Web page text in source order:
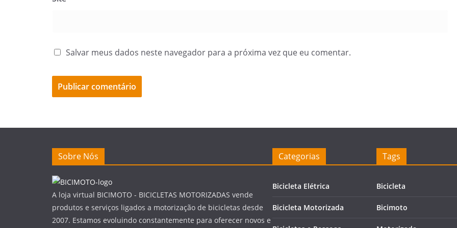
Salvar meus dados neste navegador para a próxima vez que eu comentar.
Sobre Nós
A loja virtual BICIMOTO - BICICLETAS MOTORIZADAS vende
produtos e serviços ligados a motorização de bicicletas desde
2007. Estamos evoluindo constantemente para oferecer novos e
Categorias
Bicicleta Elétrica
Bicicleta Motorizada
Tags
Bicicleta
Bicimoto